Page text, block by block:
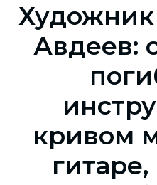
Авдеев:
кривом
СОБЫТИЯ
ПАРТНЕРЫ
Политика и соглашение
данных
О проекте